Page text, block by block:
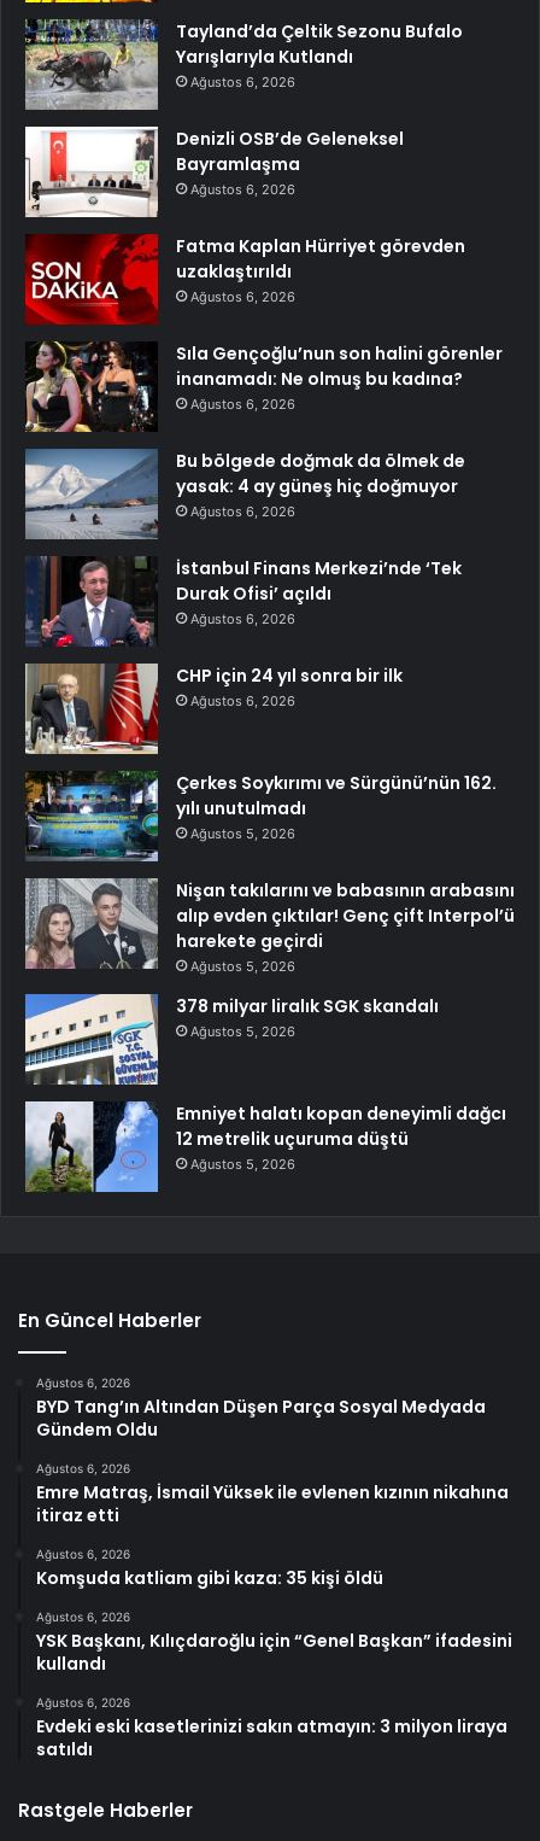
Tayland’da Çeltik Sezonu Bufalo
Yarışlarıyla Kutlandı
Ağustos 6, 2026
Denizli OSB’de Geleneksel
Bayramlaşma
Ağustos 6, 2026
Fatma Kaplan Hürriyet görevden
uzaklaştırıldı
Ağustos 6, 2026
Sıla Gençoğlu’nun son halini görenler
inanamadı: Ne olmuş bu kadına?
Ağustos 6, 2026
Bu bölgede doğmak da ölmek de
yasak: 4 ay güneş hiç doğmuyor
Ağustos 6, 2026
İstanbul Finans Merkezi’nde ‘Tek
Durak Ofisi’ açıldı
Ağustos 6, 2026
CHP için 24 yıl sonra bir ilk
Ağustos 6, 2026
Çerkes Soykırımı ve Sürgünü’nün 162.
yılı unutulmadı
Ağustos 5, 2026
Nişan takılarını ve babasının arabasını
alıp evden çıktılar! Genç çift Interpol’ü
harekete geçirdi
Ağustos 5, 2026
378 milyar liralık SGK skandalı
Ağustos 5, 2026
Emniyet halatı kopan deneyimli dağcı
12 metrelik uçuruma düştü
Ağustos 5, 2026
En Güncel Haberler
Ağustos 6, 2026
BYD Tang’ın Altından Düşen Parça Sosyal Medyada
Gündem Oldu
Ağustos 6, 2026
Emre Matraş, İsmail Yüksek ile evlenen kızının nikahına
itiraz etti
Ağustos 6, 2026
Komşuda katliam gibi kaza: 35 kişi öldü
Ağustos 6, 2026
YSK Başkanı, Kılıçdaroğlu için “Genel Başkan” ifadesini
kullandı
Ağustos 6, 2026
Evdeki eski kasetlerinizi sakın atmayın: 3 milyon liraya
satıldı
Rastgele Haberler